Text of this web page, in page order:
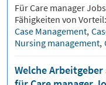
FürCare manager
Fähigkeiten von Vorteil:
Case Management,
Nursing management,
Welche